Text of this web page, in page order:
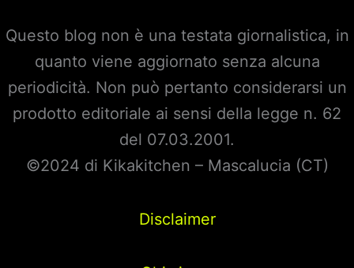
Questo blog non è una testata giornalistica, in
quanto viene aggiornato senza alcuna
periodicità. Non può pertanto considerarsi un
prodotto editoriale ai sensi della legge n. 62
del 07.03.2001.
©2024 di Kikakitchen – Mascalucia (CT)
Disclaimer